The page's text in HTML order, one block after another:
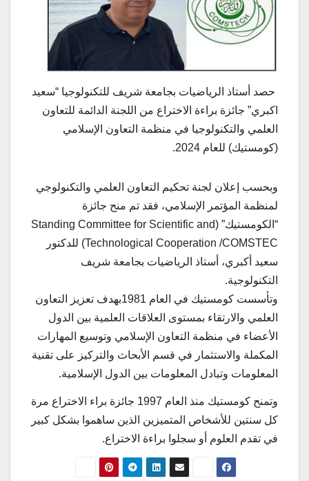
حصد أستاذ الرياضيات بجامعة شريف للتكنولوجيا “سعيد
اكبري” جائزة براءة الاختراع من اللجنة الدائمة للتعاون
العلمي والتكنولوجيا في منظمة التعاون الإسلامي
(كومستيك) للعام 2024.
وبحسب إعلان لجنة تحكيم التعاون العلمي والتكنولوجي
لمنظمة المؤتمر الإسلامي، فقد تم منح جائزة
“الكومستيك” (Standing Committee for Scientific and
Technological Cooperation /COMSTEC) للدكتور
سعيد أكبري، أستاذ الرياضيات بجامعة شريف
التكنولوجية.
وتأسست كومستيك في العام 1981بهدف تعزيز التعاون
العلمي والارتقاء بمستوى العلاقات العلمية بين الدول
الأعضاء في منظمة التعاون الإسلامي وتوسيع المهارات
المكملة والاستثمار في قسم الأبحاث والتركيز على تقنية
المعلومات وتبادل المعلومات بين الدول الإسلامية.
وتمنح كومستيك منذ العام 1997 جائزة براء الاختراع مرة
كل سنتين للأشخاص المتميزين الذين ساهموا بشكل كبير
في تقدم العلوم أو سجلوا براءة الاختراع.